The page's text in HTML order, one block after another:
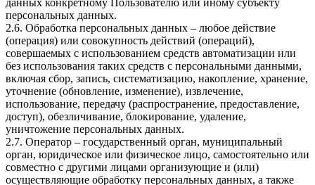
персональных данных.
2.6. Обработка персональных данных – любое действие
(операция) или совокупность действий (операций),
совершаемых с использованием средств автоматизации или
без использования таких средств с персональными данными,
включая сбор, запись, систематизацию, накопление, хранение,
уточнение (обновление, изменение), извлечение,
использование, передачу (распространение, предоставление,
доступ), обезличивание, блокирование, удаление,
уничтожение персональных данных.
2.7. Оператор – государственный орган, муниципальный
орган, юридическое или физическое лицо, самостоятельно или
совместно с другими лицами организующие и (или)
осуществляющие обработку персональных данных, а также